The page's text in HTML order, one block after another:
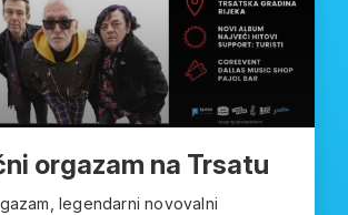
orgazam na Trsatu
legendarni novovalni